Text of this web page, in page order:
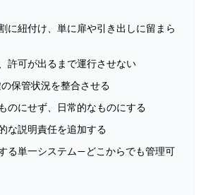
に紐付け、単に扉や引き出しに留まら
許可が出るまで運行させない
保管状況を整合させる
のにせず、日常的なものにする
な説明責任を追加する
る単一システム—どこからでも管理可